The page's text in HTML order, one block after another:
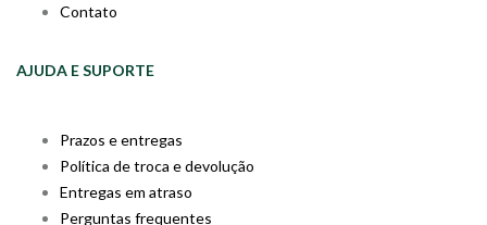
Contato
AJUDA E SUPORTE
Prazos e entregas
Política de troca e devolução
Entregas em atraso
Perguntas frequentes